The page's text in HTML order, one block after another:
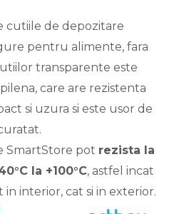
cutiile de depozitare
pentru alimente, fara
transparente este
care are rezistenta
si uzura si este usor de
SmartStore pot rezista la
la +100°C, astfel incat
interior, cat si in exterior.